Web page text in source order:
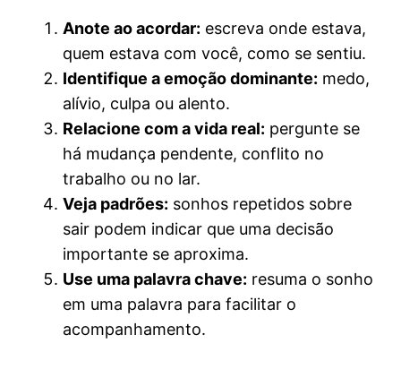
Anote ao acordar: escreva onde estava,
quem estava com você, como se sentiu.
Identifique a emoção dominante: medo,
alívio, culpa ou alento.
Relacione com a vida real: pergunte se
há mudança pendente, conflito no
trabalho ou no lar.
Veja padrões: sonhos repetidos sobre
sair podem indicar que uma decisão
importante se aproxima.
Use uma palavra chave: resuma o sonho
em uma palavra para facilitar o
acompanhamento.